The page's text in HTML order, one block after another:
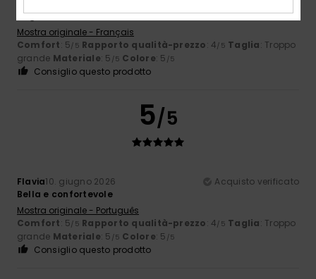
originale
Mostra originale - Français
Comfort: 5/5 Rapporto qualità-prezzo: 4/5 Taglia: Troppo
grande Materiale: 5 /5 Colore: 5 /5
Consiglio questo prodotto
5/5
Flavia10. giugno 2026
Acquisto verificato
Bella e confortevole
Mostra originale - Português
Comfort: 5/5 Rapporto qualità-prezzo: 4/5 Taglia: Troppo
grande Materiale: 5 /5 Colore: 5 /5
Consiglio questo prodotto